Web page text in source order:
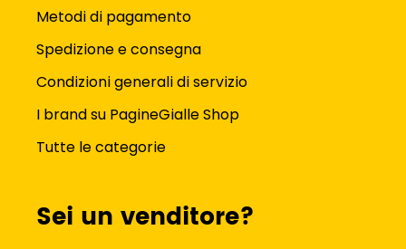
Metodi di pagamento
Spedizione e consegna
Condizioni generali di servizio
I brand su PagineGialle Shop
Tutte le categorie
Sei un venditore?